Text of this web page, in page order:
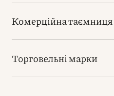
Комерційна таємниця
Торговельні марки